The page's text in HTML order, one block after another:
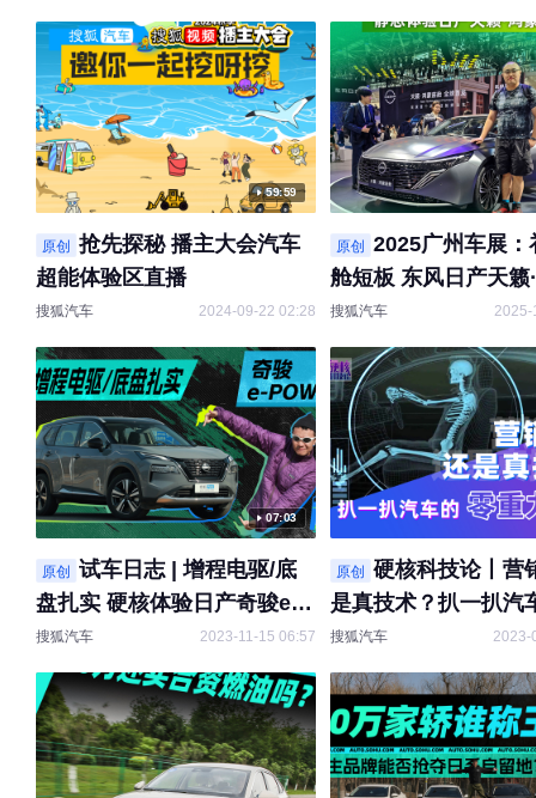
59:59
原创
抢先探秘 播主大会汽车
超能体验区直播
搜狐汽车 2024-09-22 02:28
原创
2025广州车展：
舱短板 东风日产天籁
舱静态体验
搜狐汽车 2025-
07:03
原创
试车日志 | 增程电驱/底
盘扎实 硬核体验日产奇骏e-
POWER
搜狐汽车 2023-11-15 06:57
原创
硬核科技论丨营
是真技术？扒一扒汽
重力座椅
搜狐汽车 2023-